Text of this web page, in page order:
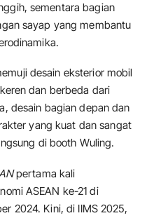
sementara bagian
sayap yang membantu
desain eksterior mobil
dan berbeda dari
desain bagian depan dan
yang kuat dan sangat
di booth Wuling.
pertama kali
ASEAN ke-21 di
2024. Kini, di IIMS 2025,